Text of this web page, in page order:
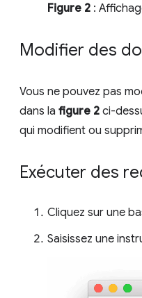
Figure 2 :
Modifier des
Vous ne pouvez pas
dans la figure 2 ci-
qui modifient ou
Exécuter des
Cliquez sur une
Saisissez une